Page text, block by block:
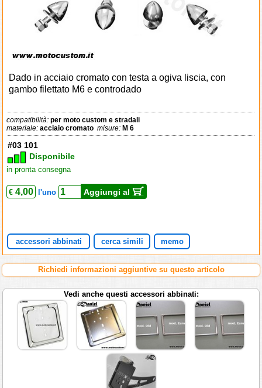
Dado in acciaio cromato con testa a ogiva liscia, con
gambo filettato M6 e controdado
compatibilità:per moto custom e stradali
materiale:acciaio cromato misure: M 6
#03 101
Disponibile
in pronta consegna
€ 4,00 l'uno Aggiungi al
accessori abbinati cerca simili memo
Richiedi informazioni aggiuntive su questo articolo
Vedi anche questi accessori abbinati: